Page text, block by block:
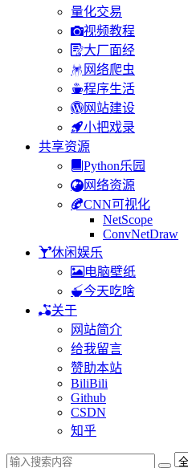
量化交易
视频教程
大厂面经
网络爬虫
程序生活
网站建设
小把戏录
共享资源
Python乐园
网络资源
CNN可视化
NetScope
ConvNetDraw
休闲娱乐
电脑壁纸
今天吃啥
关于
网站简介
给我留言
赞助本站
BiliBili
Github
CSDN
知乎